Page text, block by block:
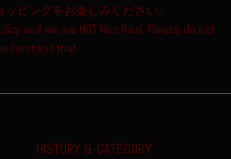
ピングをお楽しみください。
and we are NOT Neo Nazi. Please do not
that.
HISTORY & CATEGORY